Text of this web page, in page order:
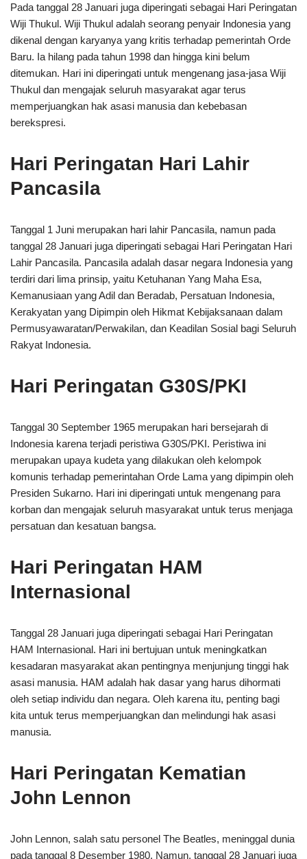
Pada tanggal 28 Januari juga diperingati sebagai Hari Peringatan
Wiji Thukul. Wiji Thukul adalah seorang penyair Indonesia yang
dikenal dengan karyanya yang kritis terhadap pemerintah Orde
Baru. Ia hilang pada tahun 1998 dan hingga kini belum
ditemukan. Hari ini diperingati untuk mengenang jasa-jasa Wiji
Thukul dan mengajak seluruh masyarakat agar terus
memperjuangkan hak asasi manusia dan kebebasan
berekspresi.
Hari Peringatan Hari Lahir
Pancasila
Tanggal 1 Juni merupakan hari lahir Pancasila, namun pada
tanggal 28 Januari juga diperingati sebagai Hari Peringatan Hari
Lahir Pancasila. Pancasila adalah dasar negara Indonesia yang
terdiri dari lima prinsip, yaitu Ketuhanan Yang Maha Esa,
Kemanusiaan yang Adil dan Beradab, Persatuan Indonesia,
Kerakyatan yang Dipimpin oleh Hikmat Kebijaksanaan dalam
Permusyawaratan/Perwakilan, dan Keadilan Sosial bagi Seluruh
Rakyat Indonesia.
Hari Peringatan G30S/PKI
Tanggal 30 September 1965 merupakan hari bersejarah di
Indonesia karena terjadi peristiwa G30S/PKI. Peristiwa ini
merupakan upaya kudeta yang dilakukan oleh kelompok
komunis terhadap pemerintahan Orde Lama yang dipimpin oleh
Presiden Sukarno. Hari ini diperingati untuk mengenang para
korban dan mengajak seluruh masyarakat untuk terus menjaga
persatuan dan kesatuan bangsa.
Hari Peringatan HAM
Internasional
Tanggal 28 Januari juga diperingati sebagai Hari Peringatan
HAM Internasional. Hari ini bertujuan untuk meningkatkan
kesadaran masyarakat akan pentingnya menjunjung tinggi hak
asasi manusia. HAM adalah hak dasar yang harus dihormati
oleh setiap individu dan negara. Oleh karena itu, penting bagi
kita untuk terus memperjuangkan dan melindungi hak asasi
manusia.
Hari Peringatan Kematian
John Lennon
John Lennon, salah satu personel The Beatles, meninggal dunia
pada tanggal 8 Desember 1980. Namun, tanggal 28 Januari juga